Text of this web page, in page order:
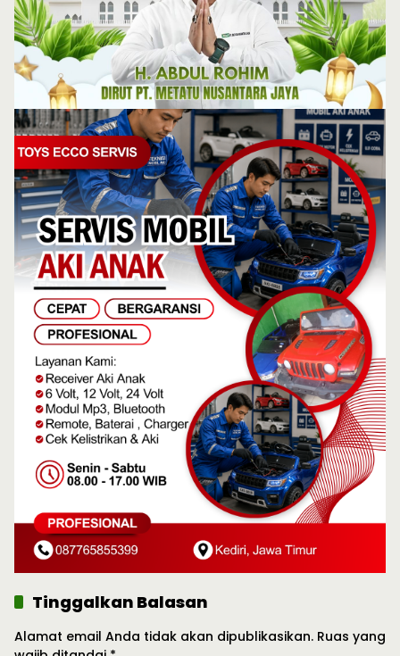
Tinggalkan Balasan
Alamat email Anda tidak akan dipublikasikan. Ruas yang